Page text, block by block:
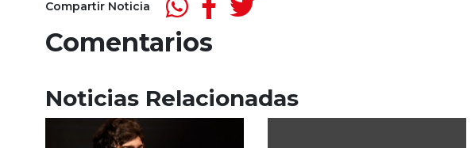
Compartir Noticia
Comentarios
Noticias Relacionadas